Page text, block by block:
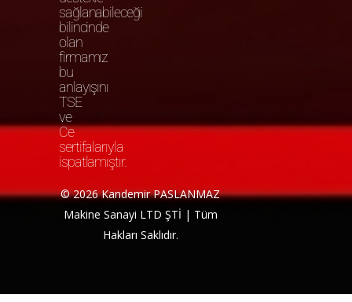
sağlanabileceği
bilincinde
olan
firmamız
bu
anlayışını
TSE
ve
Ce
sertifalarıyla
ispatlamıştır.
© 2026 Kandemir PASLANMAZ
Makine Sanayi LTD ŞTİ | Tüm
Hakları Saklıdır.